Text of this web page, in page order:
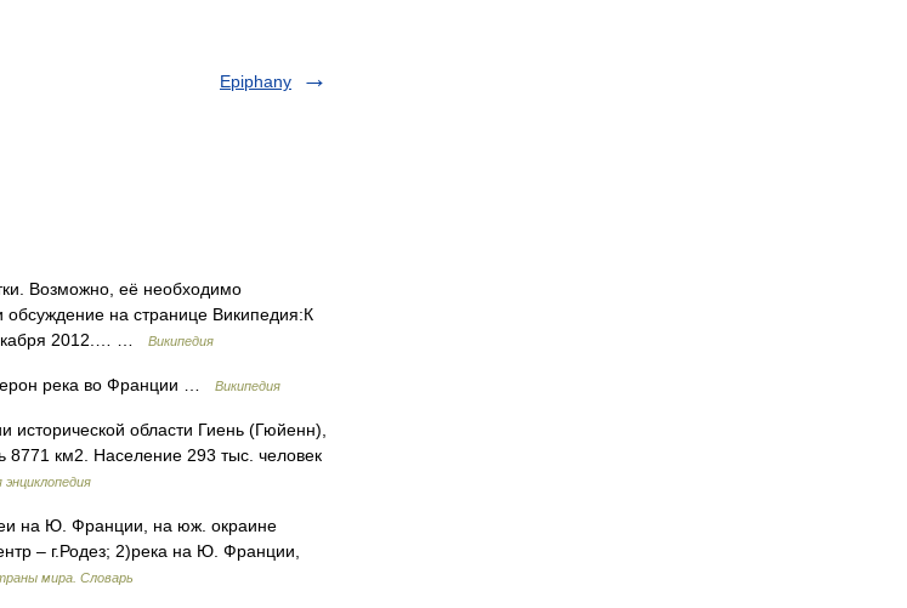
Epiphany
Возможно, её необходимо
на странице Википедия:К
2012.… …
Википедия
река во Франции … Википедия
области Гиень (Гюйенн),
км2. Население 293 тыс. человек
на Ю. Франции, на юж. окраине
– г.Родез; 2)река на Ю. Франции,
мира. Словарь